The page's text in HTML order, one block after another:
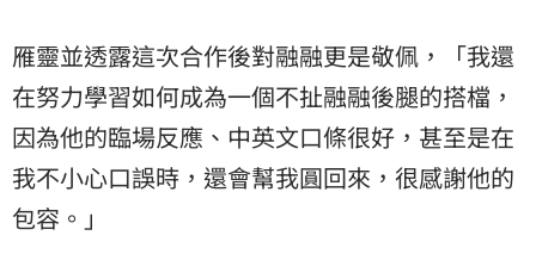
雁靈並透露這次合作後對融融更是敬佩，「我還
在努力學習如何成為一個不扯融融後腿的搭檔，
因為他的臨場反應、中英文口條很好，甚至是在
我不小心口誤時，還會幫我圓回來，很感謝他的
包容。」